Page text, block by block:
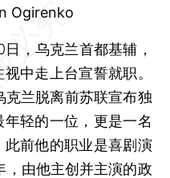
Ogirenko
，乌克兰首都基辅，
中走上台宣誓就职。
克兰脱离前苏联宣布独
轻的一位，更是一名
前他的职业是喜剧演
，由他主创并主演的政